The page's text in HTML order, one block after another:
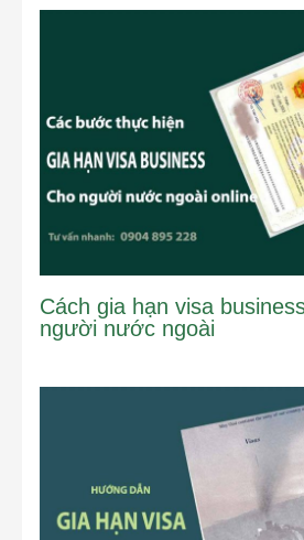
Cách gia hạn visa
người nước ngoài